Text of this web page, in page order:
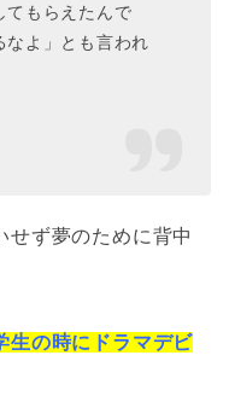
てもらえたんで
なよ」とも言われ
せず夢のために背中
生の時にドラマデビ